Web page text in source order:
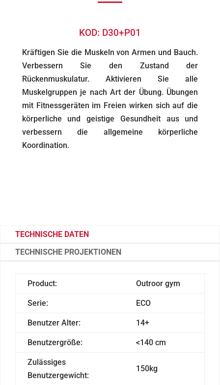
KOD: D30+P01
Kräftigen Sie die Muskeln von Armen und Bauch.
Verbessern Sie den Zustand der
Rückenmuskulatur. Aktivieren Sie alle
Muskelgruppen je nach Art der Übung. Übungen
mit Fitnessgeräten im Freien wirken sich auf die
körperliche und geistige Gesundheit aus und
verbessern die allgemeine körperliche
Koordination.
TECHNISCHE DATEN
TECHNISCHE PROJEKTIONEN
Product: Outroor gym
Serie: ECO
Benutzer Alter: 14+
Benutzergröße: <140 cm
Zulässiges
Benutzergewicht:
150kg